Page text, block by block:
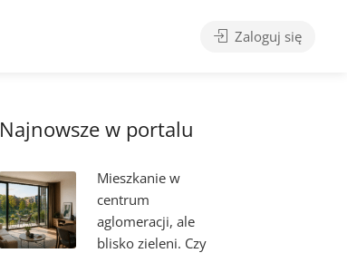
Zaloguj się
Najnowsze w portalu
Mieszkanie w
centrum
aglomeracji, ale
blisko zieleni. Czy